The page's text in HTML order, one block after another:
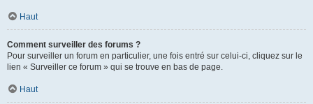
Haut
Comment surveiller des forums ?
Pour surveiller un forum en particulier, une fois entré sur celui-ci, cliquez sur le
lien « Surveiller ce forum » qui se trouve en bas de page.
Haut